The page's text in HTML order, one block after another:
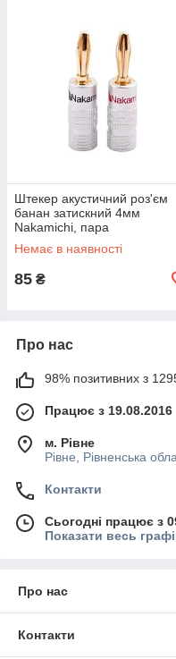
Штекер акустичний роз'єм
банан затискний 4мм
Nakamichi, пара
Немає в наявності
85 ₴
Про нас
98% позитивних з 1295
Працює з 19.08.2016
м. Рівне
Рівне, Рівненська
Контакти
Сьогодні працює з
Показати весь
Про нас
Контакти